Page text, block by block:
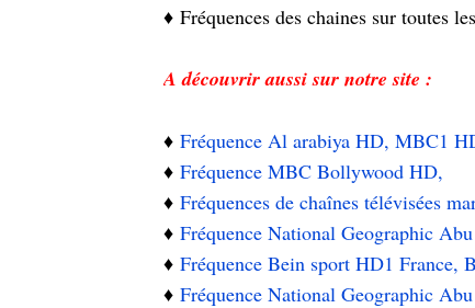
♦️Fréquences des chaines sur toutes
A découvrir aussi sur notre site :
♦️ Fréquence Al arabiya HD, MBC1
♦️ Fréquence MBC Bollywood HD,
♦️ Fréquences de chaînes télévisées
♦️ Fréquence National Geographic
♦️ Fréquence Bein sport HD1 France,
♦️ Fréquence National Geographic